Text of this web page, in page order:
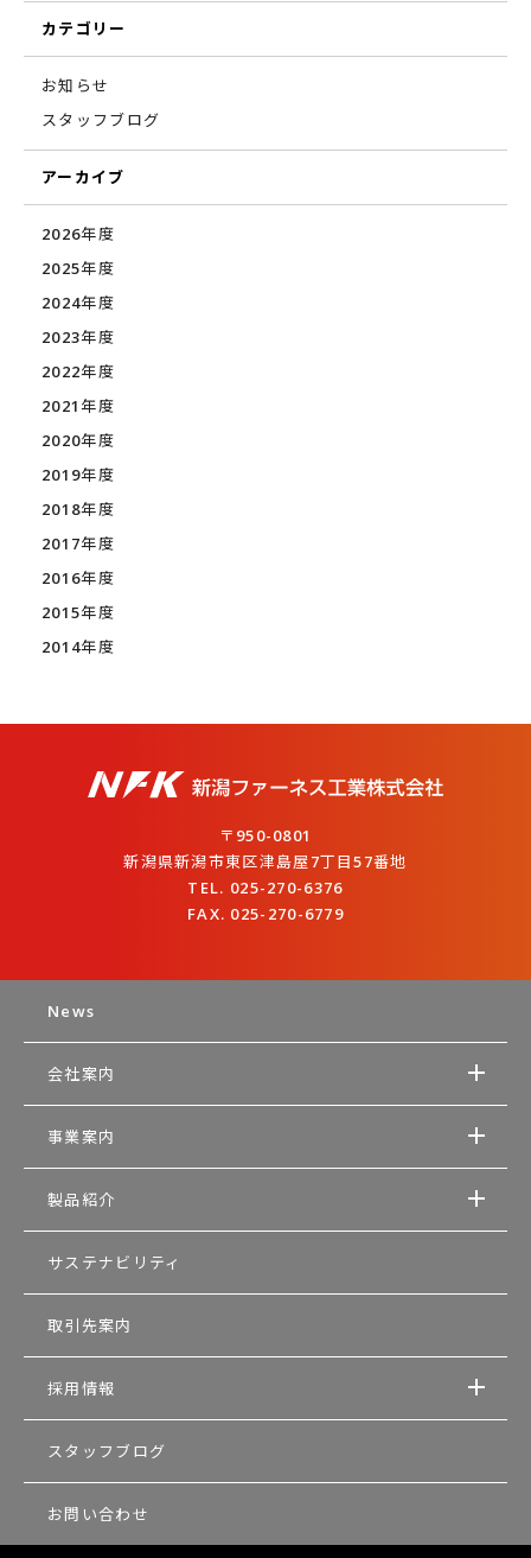
カテゴリー
お知らせ
スタッフブログ
アーカイブ
2026年度
2025年度
2024年度
2023年度
2022年度
2021年度
2020年度
2019年度
2018年度
2017年度
2016年度
2015年度
2014年度
〒950-0801
新潟県新潟市東区津島屋7丁目57番地
TEL. 025-270-6376
FAX. 025-270-6779
News
会社案内
事業案内
製品紹介
サステナビリティ
取引先案内
採用情報
スタッフブログ
お問い合わせ